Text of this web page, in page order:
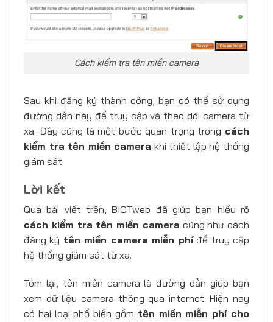
Cách kiểm tra tên miền camera
Sau khi đăng ký thành công, bạn có thể sử dụng
đường dẫn này để truy cập và theo dõi camera từ
xa. Đây cũng là một bước quan trọng trong cách
kiểm tra tên miền camera khi thiết lập hệ thống
giám sát.
Lời kết
Qua bài viết trên, BICTweb đã giúp bạn hiểu rõ
cách kiểm tra tên miền camera cũng như cách
đăng ký tên miền camera miễn phíđể truy cập
hệ thống giám sát từ xa.
Tóm lại, tên miền camera là đường dẫn giúp bạn
xem dữ liệu camera thông qua internet. Hiện nay
có hai loại phổ biến gồm tên miền miễn phí cho